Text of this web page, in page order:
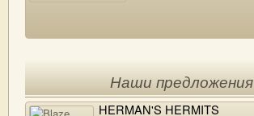
Наши предложения
HERMAN'S HERMITS